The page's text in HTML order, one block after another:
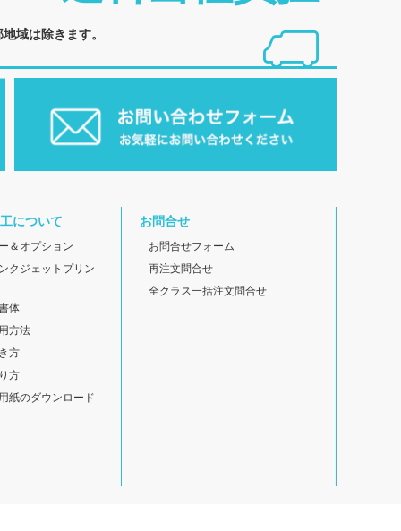
域は除きます。
について
＆オプション
クジェットプリン
体
方法
方
方
紙のダウンロード
お問合せ
お問合せフォーム
再注文問合せ
全クラス一括注文問合せ